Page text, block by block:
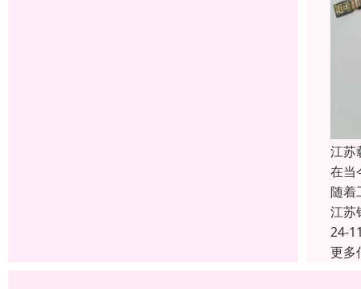
江苏
在当
随着
江苏
24-
更多